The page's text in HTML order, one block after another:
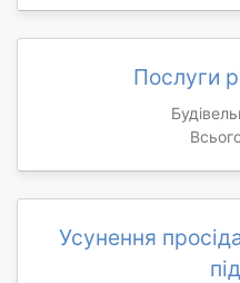
Послуги
Усунення